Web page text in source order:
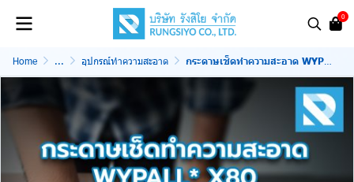
0
Home ... อุปกรณ์ทำความสะอาด กระดาษเช็ดทำความสะอาด WYPALL* X80 รุ่น 94102 สีขาว